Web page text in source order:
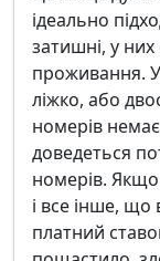
ідеально
затишні, у
проживання.
ліжко, або
номерів
доведеться
номерів.
і все інше, що
платний